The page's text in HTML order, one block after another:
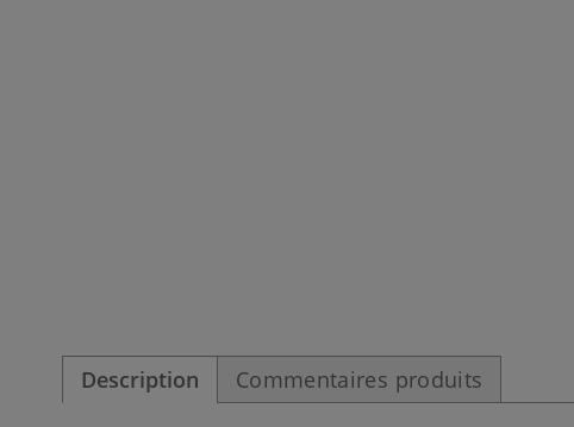
Description Commentaires produits